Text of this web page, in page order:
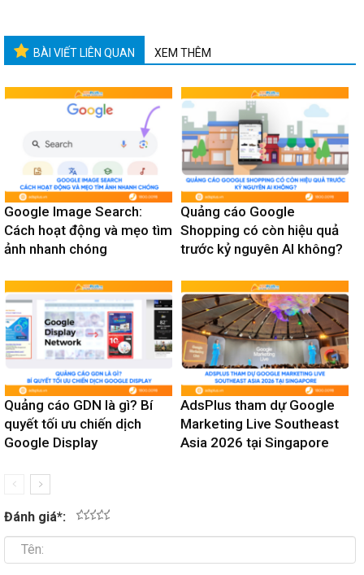
BÀI VIẾT LIÊN QUAN XEM THÊM
Google Image Search:
Cách hoạt động và mẹo tìm
ảnh nhanh chóng
Quảng cáo Google
Shopping có còn hiệu quả
trước kỷ nguyên AI không?
Quảng cáo GDN là gì? Bí
quyết tối ưu chiến dịch
Google Display
AdsPlus tham dự Google
Marketing Live Southeast
Asia 2026 tại Singapore
Đánh giá*: